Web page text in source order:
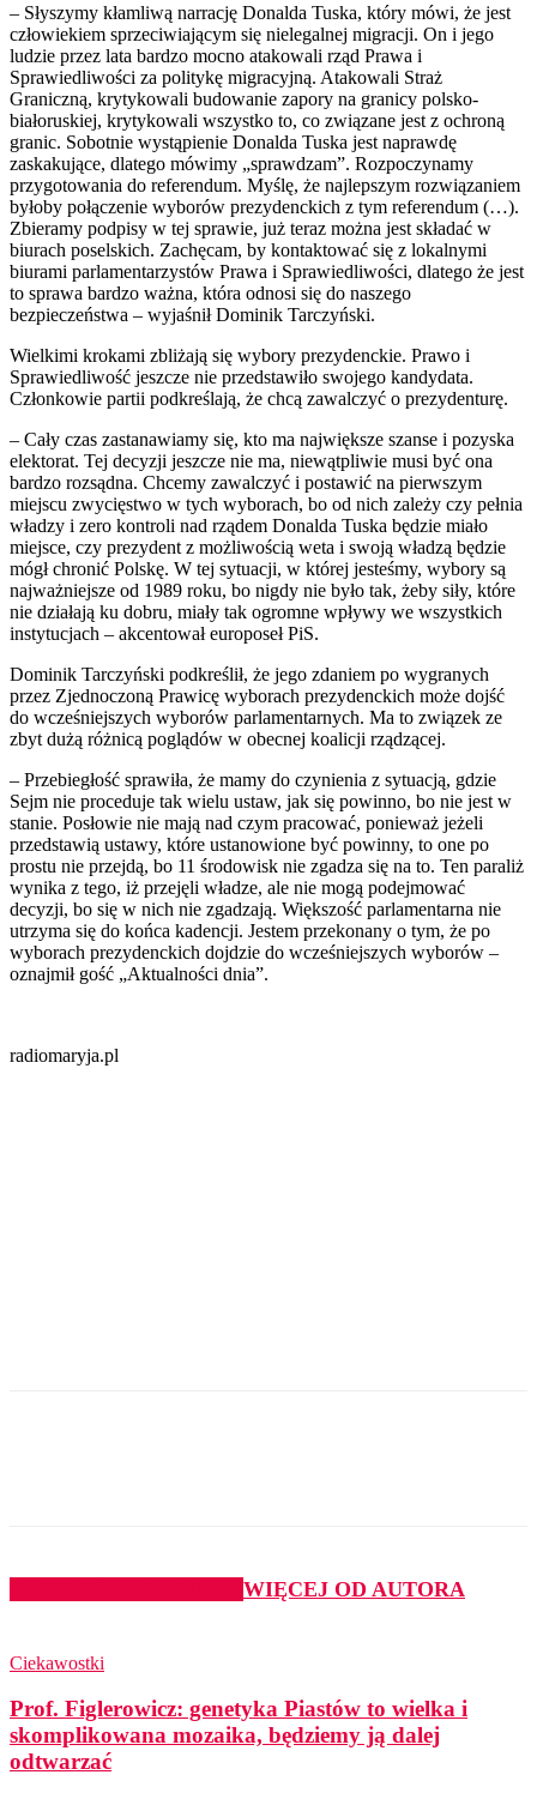
– Słyszymy kłamliwą narrację Donalda Tuska, który mówi, że jest
człowiekiem sprzeciwiającym się nielegalnej migracji. On i jego
ludzie przez lata bardzo mocno atakowali rząd Prawa i
Sprawiedliwości za politykę migracyjną. Atakowali Straż
Graniczną, krytykowali budowanie zapory na granicy polsko-
białoruskiej, krytykowali wszystko to, co związane jest z ochroną
granic. Sobotnie wystąpienie Donalda Tuska jest naprawdę
zaskakujące, dlatego mówimy „sprawdzam”. Rozpoczynamy
przygotowania do referendum. Myślę, że najlepszym rozwiązaniem
byłoby połączenie wyborów prezydenckich z tym referendum (…).
Zbieramy podpisy w tej sprawie, już teraz można jest składać w
biurach poselskich. Zachęcam, by kontaktować się z lokalnymi
biurami parlamentarzystów Prawa i Sprawiedliwości, dlatego że jest
to sprawa bardzo ważna, która odnosi się do naszego
bezpieczeństwa – wyjaśnił Dominik Tarczyński.
Wielkimi krokami zbliżają się wybory prezydenckie. Prawo i
Sprawiedliwość jeszcze nie przedstawiło swojego kandydata.
Członkowie partii podkreślają, że chcą zawalczyć o prezydenturę.
– Cały czas zastanawiamy się, kto ma największe szanse i pozyska
elektorat. Tej decyzji jeszcze nie ma, niewątpliwie musi być ona
bardzo rozsądna. Chcemy zawalczyć i postawić na pierwszym
miejscu zwycięstwo w tych wyborach, bo od nich zależy czy pełnia
władzy i zero kontroli nad rządem Donalda Tuska będzie miało
miejsce, czy prezydent z możliwością weta i swoją władzą będzie
mógł chronić Polskę. W tej sytuacji, w której jesteśmy, wybory są
najważniejsze od 1989 roku, bo nigdy nie było tak, żeby siły, które
nie działają ku dobru, miały tak ogromne wpływy we wszystkich
instytucjach – akcentował europoseł PiS.
Dominik Tarczyński podkreślił, że jego zdaniem po wygranych
przez Zjednoczoną Prawicę wyborach prezydenckich może dojść
do wcześniejszych wyborów parlamentarnych. Ma to związek ze
zbyt dużą różnicą poglądów w obecnej koalicji rządzącej.
– Przebiegłość sprawiła, że mamy do czynienia z sytuacją, gdzie
Sejm nie proceduje tak wielu ustaw, jak się powinno, bo nie jest w
stanie. Posłowie nie mają nad czym pracować, ponieważ jeżeli
przedstawią ustawy, które ustanowione być powinny, to one po
prostu nie przejdą, bo 11 środowisk nie zgadza się na to. Ten paraliż
wynika z tego, iż przejęli władze, ale nie mogą podejmować
decyzji, bo się w nich nie zgadzają. Większość parlamentarna nie
utrzyma się do końca kadencji. Jestem przekonany o tym, że po
wyborach prezydenckich dojdzie do wcześniejszych wyborów –
oznajmił gość „Aktualności dnia”.
radiomaryja.pl
WIĘCEJ OD AUTORA
Ciekawostki
Prof. Figlerowicz: genetyka Piastów to wielka i
skomplikowana mozaika, będziemy ją dalej
odtwarzać